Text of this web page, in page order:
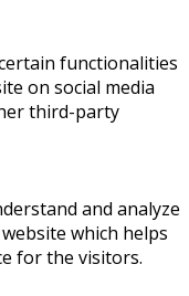
functionalities
on social media
third-party
and analyze
which helps
for the visitors.